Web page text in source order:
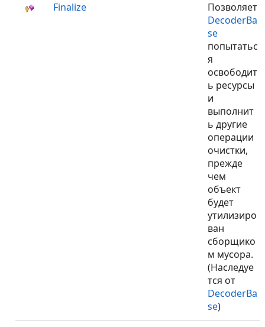
Finalize
Позволяет
DecoderBa
se
попытатьс
я
освободит
ь ресурсы
и
выполнит
ь другие
операции
очистки,
прежде
чем
объект
будет
утилизиро
ван
сборщико
м мусора.
(Наследуе
тся от
DecoderBa
se)